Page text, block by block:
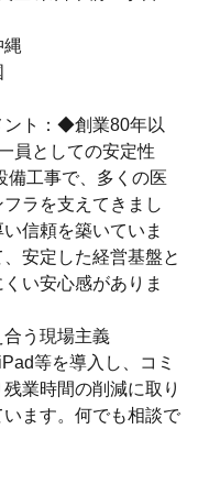
縄
ント：◆創業80年以
員としての安定性
備工事で、多くの医
ラを支えてきまし
信頼を築いていま
安定した経営基盤と
い安心感がありま
う現場主義
等を導入し、コミ
業時間の削減に取り
ます。何でも相談で